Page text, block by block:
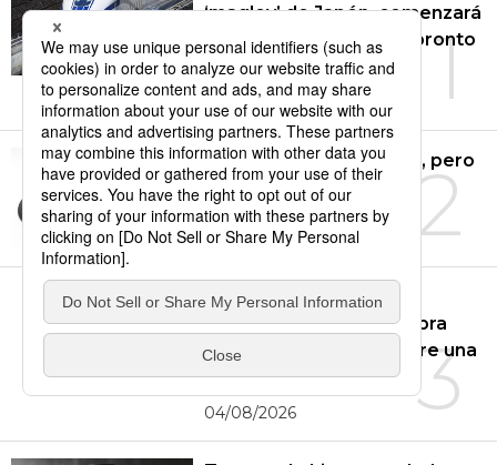
1
‘maglev’ de Japón, comenzará
a funcionar como muy pronto
en 2036
30/07/2026
2
Sartenes: pesan mucho, pero
“duran cien años”
01/08/2026
3
‘La historia de Kaho’, de
Murakami Haruki: una obra
sobre las tensiones entre una
madre y una hija
04/08/2026